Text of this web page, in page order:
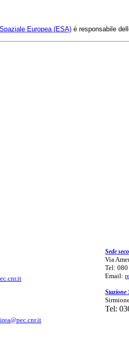
Europea (ESA) è responsabile
Sede
Via
Tel:
Email:
Tel: